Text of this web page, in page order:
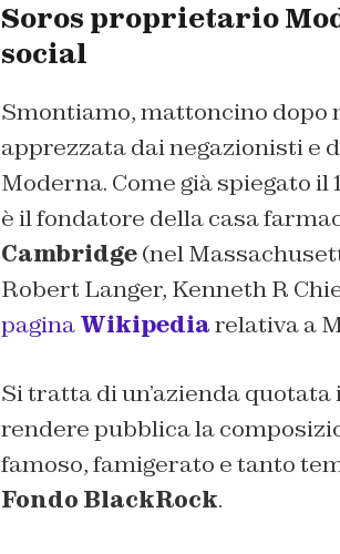
Soros proprietario
social
Smontiamo, mattoncino dopo
apprezzata dai negazionisti e
Moderna. Come già spiegato il
è il fondatore della casa
Cambridge(nel
Robert Langer, Kenneth R
paginaWikipediarelativa a
Si tratta di un’azienda quotata
rendere pubblica la
famoso, famigerato e tanto
Fondo BlackRock.